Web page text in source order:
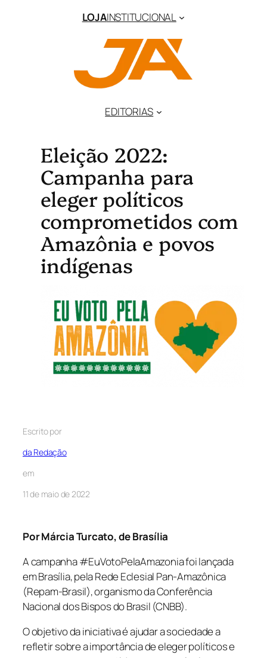
LOJAINSTITUCIONAL
EDITORIAS
Eleição 2022:
Campanha para
eleger políticos
comprometidos com
Amazônia e povos
indígenas
Escrito por
da Redação
em
11 de maio de 2022
Por Márcia Turcato, de Brasília
A campanha #EuVotoPelaAmazonia foi lançada
em Brasília, pela Rede Eclesial Pan-Amazônica
(Repam-Brasil), organismo da Conferência
Nacional dos Bispos do Brasil (CNBB).
O objetivo da iniciativa é ajudar a sociedade a
refletir sobre a importância de eleger políticos e